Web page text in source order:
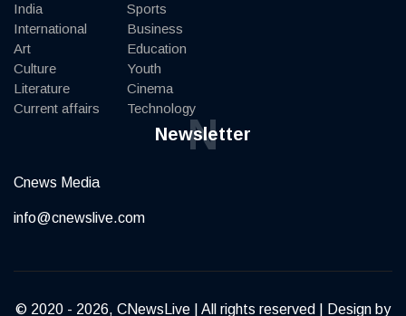
India
International
Art
Culture
Literature
Current affairs
Sports
Business
Education
Youth
Cinema
Technology
Newsletter
N
Cnews Media
info@cnewslive.com
© 2020 - 2026, CNewsLive | All rights reserved | Design by